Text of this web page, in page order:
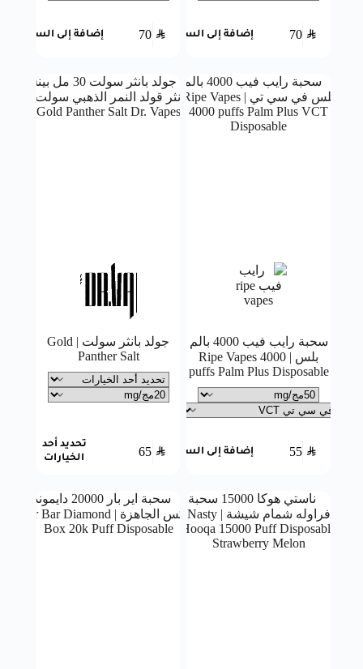
70 SAR إضافة إلى السلة 70 SAR إضافة إلى السلة
سحبة رايب فيب 4000 بالم
بلس | Ripe Vapes 4000
puffs Palm Plus Disposable
55 SAR إضافة إلى السلة
جولد بانثر سولت | Gold
Panther Salt
65 SAR
تحديد أحد
الخيارات